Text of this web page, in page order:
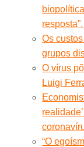
Os
grupos
O vírus
Luigi
“O